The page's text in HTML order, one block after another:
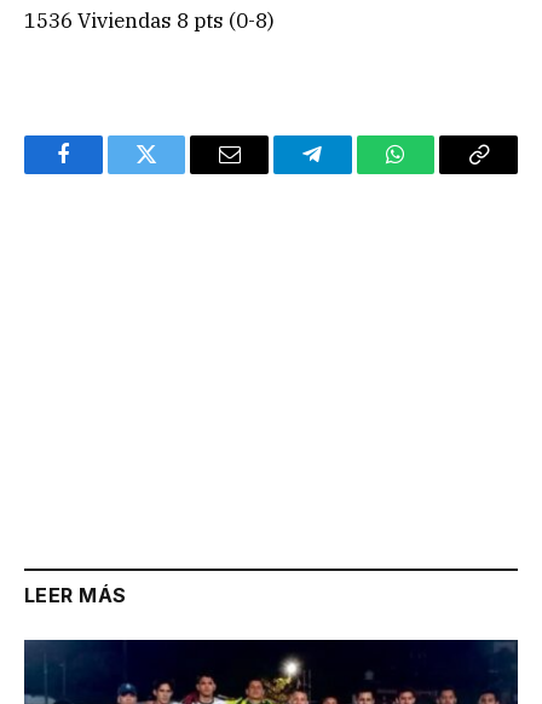
1536 Viviendas 8 pts (0-8)
FacebookTwitter Email TelegramWhatsAppCopy
LEER MÁS